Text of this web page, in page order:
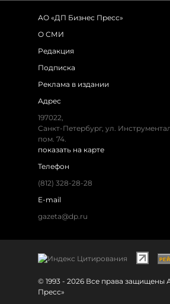
АО «ДП Бизнес Пресс»
О СМИ
Редакция
Подписка
Реклама в издании
Адрес
197022,
Санкт-Петербург, ул.
пом. 74.
показать на карте
Телефон
(812) 328-28-28
E-mail
gazeta@dp.ru
© 1993 - 2026 Все права защищены
Пресс»